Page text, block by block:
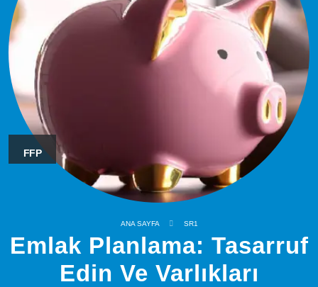
FFP
ANA SAYFA SR1
Emlak Planlama: Tasarruf
Edin Ve Varlıkları